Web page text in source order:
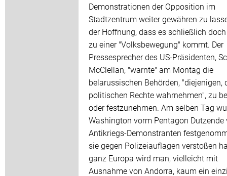
Demonstrationen der Opposition im
Stadtzentrum weiter gewähren zu
der Hoffnung, dass es schließlich
zu einer "Volksbewegung" kommt. Der
Pressesprecher des US-Präsidenten,
McClellan, "warnte" am Montag die
belarussischen Behörden, "diejenigen,
politischen Rechte wahrnehmen", zu
oder festzunehmen. Am selben Tag
Washington vorm Pentagon Dutzende
Antikriegs-Demonstranten
sie gegen Polizeiauflagen verstoßen
ganz Europa wird man, vielleicht mit
Ausnahme von Andorra, kaum ein